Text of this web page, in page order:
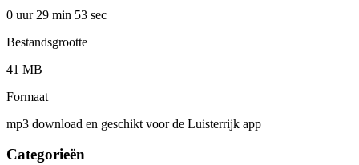
0 uur 29 min 53 sec
Bestandsgrootte
41 MB
Formaat
mp3 download en geschikt voor de Luisterrijk app
Categorieën